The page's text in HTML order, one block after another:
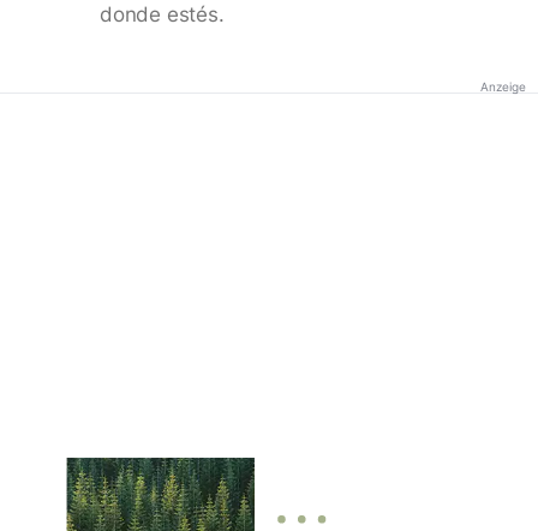
donde estés.
Anzeige